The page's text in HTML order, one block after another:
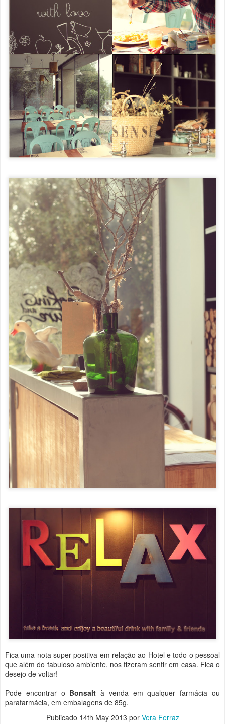
Fica uma nota super positiva em relação ao Hotel e todo o pessoal
que além do fabuloso ambiente, nos fizeram sentir em casa. Fica o
desejo de voltar!
Pode encontrar o Bonsalt à venda em qualquer farmácia ou
parafarmácia, em embalagens de 85g.
Publicado 14th May 2013 por Vera Ferraz